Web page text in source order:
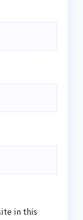
in this